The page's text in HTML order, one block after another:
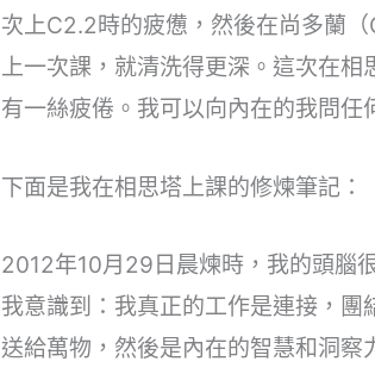
次上C2.2時的疲憊，然後在尚多蘭
上一次課，就清洗得更深。這次在
有一絲疲倦。我可以向內在的我問任
下面是我在相思塔上課的修煉筆記：
2012年10月29日晨煉時，我的頭腦
我意識到：我真正的工作是連接，
送給萬物，然後是內在的智慧和洞